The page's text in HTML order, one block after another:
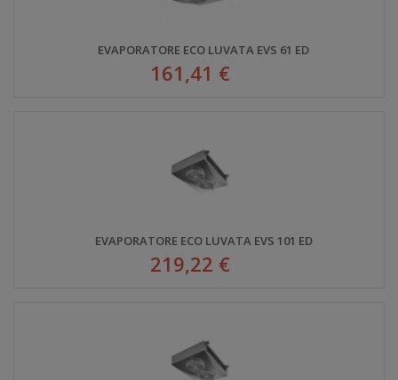
EVAPORATORE ECO LUVATA EVS 61 ED
161,41 €
EVAPORATORE ECO LUVATA EVS 101 ED
219,22 €